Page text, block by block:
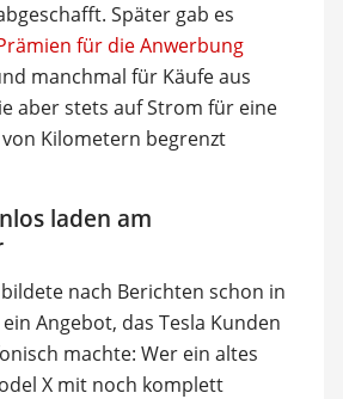
Später gab es
für die Anwerbung
manchmal für Käufe aus
aber stets auf Strom für eine
Kilometern begrenzt
laden am
nach Berichten schon in
Angebot, das Tesla Kunden
machte: Wer ein altes
X mit noch komplett